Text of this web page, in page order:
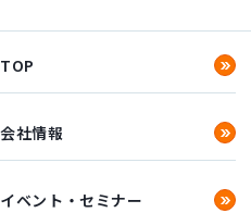
TOP
会社情報
イベント・セミナー